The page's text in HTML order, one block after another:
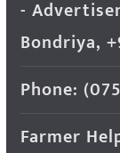
-
Bondriya,
Phone:
Farmer